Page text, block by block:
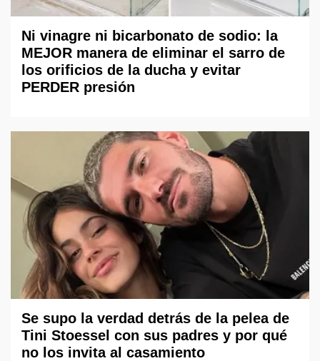
Ni vinagre ni bicarbonato de sodio: la
MEJOR manera de eliminar el sarro de
los orificios de la ducha y evitar
PERDER presión
Se supo la verdad detrás de la pelea de
Tini Stoessel con sus padres y por qué
no los invita al casamiento